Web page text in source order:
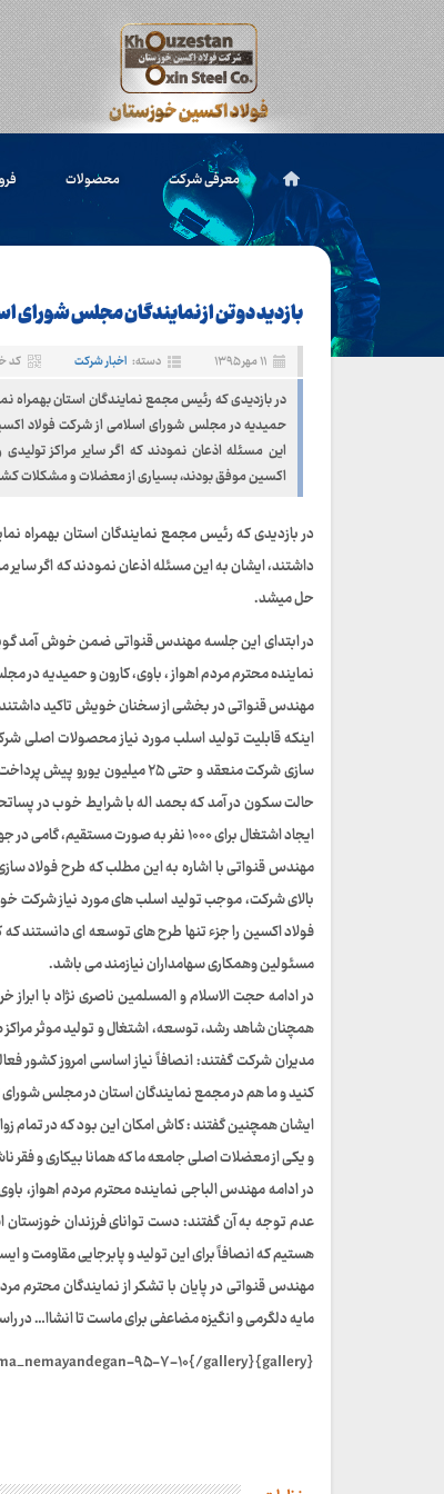
معرفی شرکت محصولات
بازدید دو تن از نمایندگان مجلس شورای
۱۱ مهر ۱۳۹۵ دسته: اخبار شرکت کد
در بازدیدی که رئیس مجمع نمایندگان استان بهمراه
حمیدیه در مجلس شورای اسلامی از شرکت فولاد
این مسئله اذعان نمودند که اگر سایر مراکز
اکسین موفق بودند، بسیاری از معضلات و مشکلات
در بازدیدی که رئیس مجمع نمایندگان استان بهمراه
داشتند، ایشان به این مسئله اذعان نمودند که اگر
حل میشد.
در ابتدای این جلسه مهندس قنواتی ضمن خوش آمد
نماینده محترم مردم اهواز ، باوی، کارون و حمیدیه
مهندس قنواتی در بخشی از سخنان خویش تاکید داشتند
سازی شرکت منعقد و حتی ۲۵
حالت سکون در آمد که بحمد اله با شرایط خوب در
ایجاد اشتغال برای ۱۰۰۰ نفر به صورت مستقیم، گامی در جهت توسعه ایران اسلامی بر داریم.
مهندس قنواتی با اشاره به این مطلب که طرح فولاد
فولاد اکسین را جزء تنها طرح های توسعه ای دانستند
مسئولین وهمکاری سهامداران نیازمند می باشد.
در ادامه حجت الاسلام و المسلمین ناصری نژاد با
همچنان شاهد رشد، توسعه، اشتغال و تولید موثر
مدیران شرکت گفتند: انصافاً نیاز اساسی امروز
کنید و ما هم در مجمع نمایندگان استان در مجلس
ایشان همچنین گفتند : کاش امکان این بود که در تمام
و یکی از معضلات اصلی جامعه ما که همانا بیکاری و
در ادامه مهندس الباجی نماینده محترم مردم اهواز،
عدم توجه به آن گفتند: دست توانای فرزندان خوزستان
هستیم که انصافاً برای این تولید و پابرجایی مقاومت و
مهندس قنواتی در پایان با تشکر از نمایندگان
مایه دلگرمی و انگیزه مضاعفی برای ماست تا انشاا… در
{gallery}majma_nemayandegan-۹۵-۷-۱۰{/gallery}